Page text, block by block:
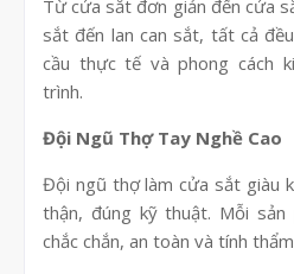
Từ cửa sắt đơn giản đến cửa
sắt đến lan can sắt, tất cả
cầu thực tế và phong cách
trình.
Đội Ngũ Thợ Tay Nghề Cao
Đội ngũ thợ làm cửa sắt giàu
thận, đúng kỹ thuật. Mỗi
chắc chắn, an toàn và tính